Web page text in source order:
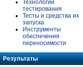
Технологии
тестирования
Тесты и средства их
запуска
Инструменты
обеспечения
переносимости
Результаты